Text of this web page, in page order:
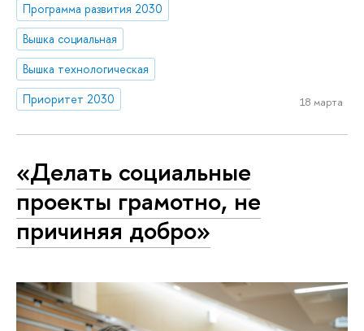
Программа развития 2030
Вышка социальная
Вышка технологическая
Приоритет 2030
18 марта
«Делать социальные
проекты грамотно, не
причиняя добро»